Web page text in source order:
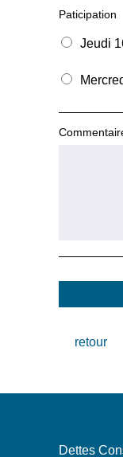
Paticipation
Jeudi
retour
Dettes